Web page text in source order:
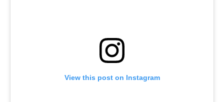
View this post on Instagram